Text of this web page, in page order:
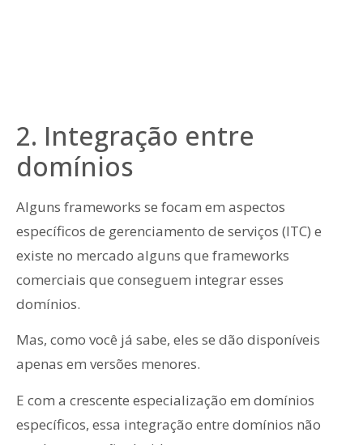
2. Integração entre
domínios
Alguns frameworks se focam em aspectos
específicos de gerenciamento de serviços (ITC) e
existe no mercado alguns que frameworks
comerciais que conseguem integrar esses
domínios.
Mas, como você já sabe, eles se dão disponíveis
apenas em versões menores.
E com a crescente especialização em domínios
específicos, essa integração entre domínios não